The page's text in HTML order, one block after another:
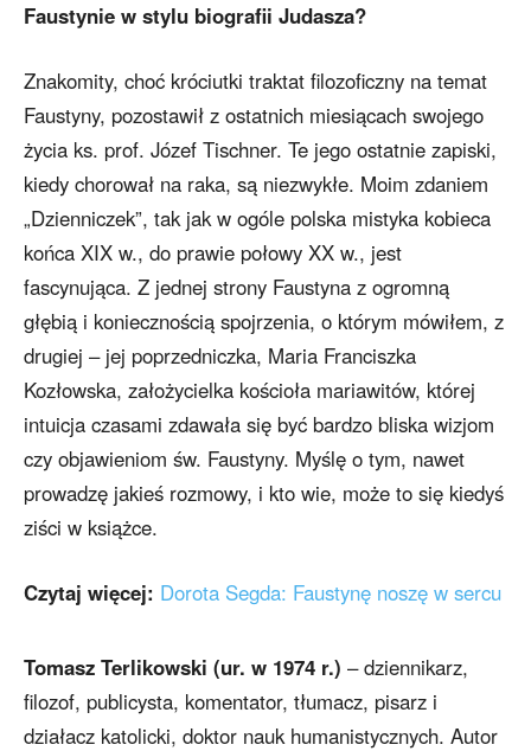
Faustynie w stylu biografii Judasza?
Znakomity, choć króciutki traktat filozoficzny na temat
Faustyny, pozostawił z ostatnich miesiącach swojego
życia ks. prof. Józef Tischner. Te jego ostatnie zapiski,
kiedy chorował na raka, są niezwykłe. Moim zdaniem
„Dzienniczek”, tak jak w ogóle polska mistyka kobieca
końca XIX w., do prawie połowy XX w., jest
fascynująca. Z jednej strony Faustyna z ogromną
głębią i koniecznością spojrzenia, o którym mówiłem, z
drugiej – jej poprzedniczka, Maria Franciszka
Kozłowska, założycielka kościoła mariawitów, której
intuicja czasami zdawała się być bardzo bliska wizjom
czy objawieniom św. Faustyny. Myślę o tym, nawet
prowadzę jakieś rozmowy, i kto wie, może to się kiedyś
ziści w książce.
Czytaj więcej: Dorota Segda: Faustynę noszę w sercu
Tomasz Terlikowski (ur. w 1974 r.) – dziennikarz,
filozof, publicysta, komentator, tłumacz, pisarz i
działacz katolicki, doktor nauk humanistycznych. Autor